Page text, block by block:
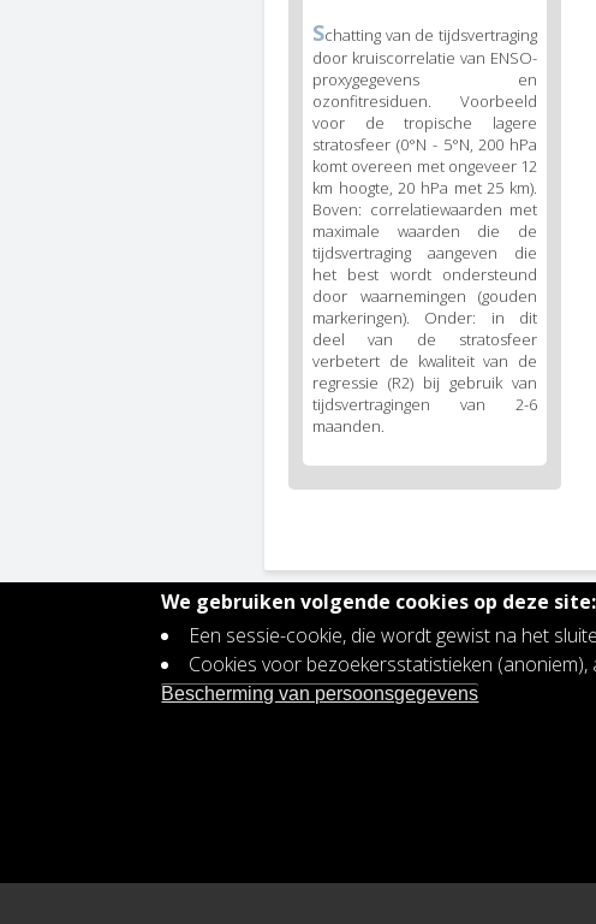
Figure
3
caption
(legend)
Schatting van de tijdsvertraging
door kruiscorrelatie van ENSO-
proxygegevens en
ozonfitresiduen. Voorbeeld
voor de tropische lagere
stratosfeer (0°N - 5°N, 200 hPa
komt overeen met ongeveer 12
km hoogte, 20 hPa met 25 km).
Boven: correlatiewaarden met
maximale waarden die de
tijdsvertraging aangeven die
het best wordt ondersteund
door waarnemingen (gouden
markeringen). Onder: in dit
deel van de stratosfeer
verbetert de kwaliteit van de
regressie (R2) bij gebruik van
tijdsvertragingen van 2-6
maanden.
Footer
menu
Contact
Vacatures
Bescherming persoonsgegevens
We gebruiken volgende cookies op deze site:
Een sessie-cookie, die wordt gewist na het
Cookies voor bezoekersstatistieken
Bescherming van persoonsgegevens